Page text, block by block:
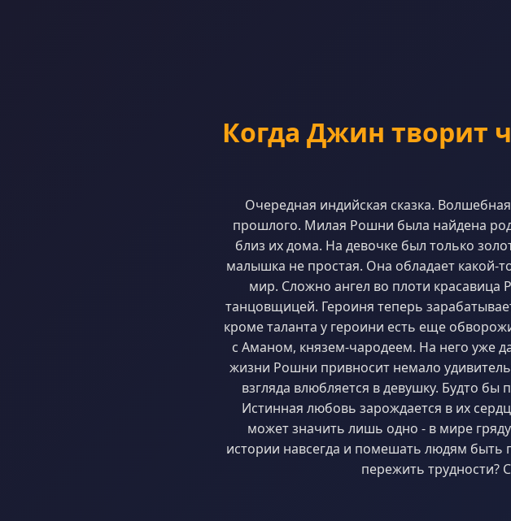
Когда Джин творит
Очередная индийская сказка.
прошлого. Милая Рошни была найдена
близ их дома. На девочке был только
малышка не простая. Она обладает какой-
мир. Сложно ангел во плоти красавица
танцовщицей. Героиня теперь
кроме таланта у героини есть еще
с Аманом, князем-чародеем. На него уже
жизни Рошни привносит немало
взгляда влюбляется в девушку. Будто
Истинная любовь зарождается в их
может значить лишь одно - в мире
истории навсегда и помешать людям
пережить трудности?